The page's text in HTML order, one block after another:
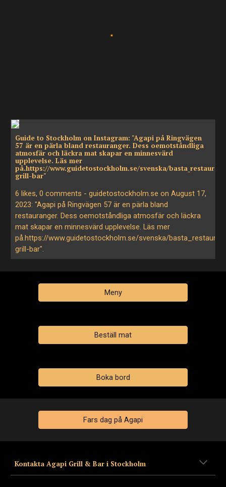
Guide to Stockholm on Instagram: "Agapi på Ringvägen
57 är en pärla bland restauranger. Dess oemotståndliga
atmosfär och läckra mat skapar en minnesvärd
upplevelse. Läs mer
på.https://www.guidetostockholm.se/svenska/
grill-bar"
6 likes, 0 comments - guidetostockholm.se on August 17,
2023: "Agapi på Ringvägen 57 är en pärla bland
restauranger. Dess oemotståndliga atmosfär och läckra
mat skapar en minnesvärd upplevelse. Läs mer
på.https://www.guidetostockholm.se/svenska/
grill-bar".
Meny
Beställ mat
Boka bord
Fars dag på Agapi
Kontakta Agapi Grill & Bar i Stockholm